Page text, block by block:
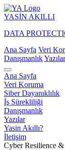
YASİN AKILLI
DATA
Ana Sayfa Veri
DanışmanlıkYazılar
Ana Sayfa
Veri Koruma
Siber Dayanıklılık
İş Sürekliliği
Danışmanlık
Yazılar
Yasin Akıllı?
İletişim
Cyber Resilience